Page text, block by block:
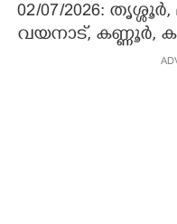
02/07/2026:
വയനാട്, കണ്ണൂർ,